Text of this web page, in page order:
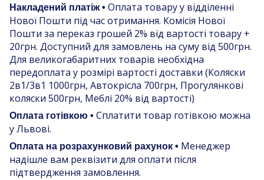
Накладений платіж • Оплата товару у відділенні
Нової Пошти під час отримання. Комісія Нової
Пошти за переказ грошей 2% від вартості товару +
20грн. Доступний для замовлень на суму від 500грн.
Для великогабаритних товарів необхідна
передоплата у розмірі вартості доставки (Коляски
2в1/3в1 1000грн, Автокрісла 700грн, Прогулянкові
коляски 500грн, Меблі 20% від вартості)
Оплата готівкою • Сплатити товар готівкою можна
у Львові.
Оплата на розрахунковий рахунок • Менеджер
надішле вам реквізити для оплати після
підтвердження замовлення.